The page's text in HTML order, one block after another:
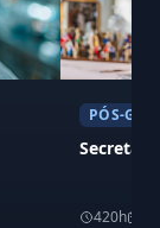
PÓS-
420h